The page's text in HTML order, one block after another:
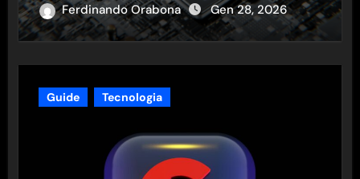
Ferdinando Orabona Gen 28, 2026
Guide Tecnologia